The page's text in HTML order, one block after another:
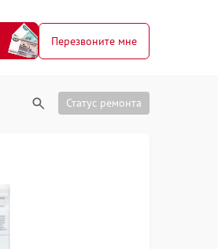
Перезвоните мне
Статус ремонта